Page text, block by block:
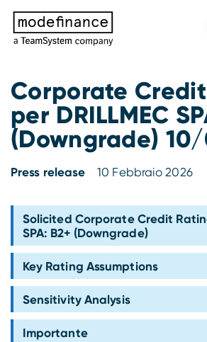
Corporate
per DRILLMEC
(Downgrade)
Press release 10 Febbraio 2026
Solicited Corporate Credit
SPA: B2+ (Downgrade)
Key Rating Assumptions
Sensitivity Analysis
Importante
Agenzia di Rating
Rating ESG
Tigran
s-peek
MORE
ForST
Data Science
API & Plug-N-Play
Fintech
Banche e finanziarie
SGR e fondi
Imprese
Chi siamo
Partner e clienti
Blog
Press center
Contatti
Lavora con noi
Compliance